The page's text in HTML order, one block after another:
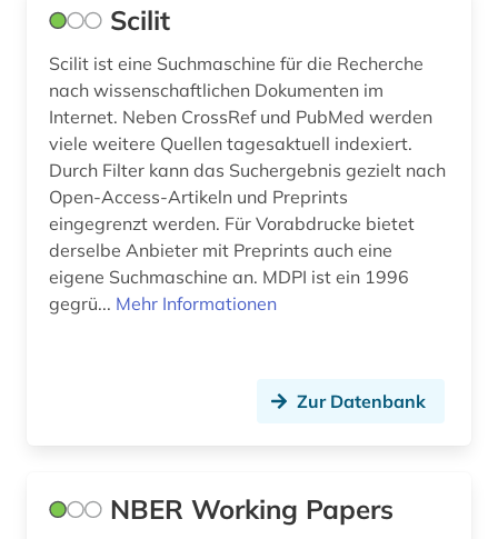
kernphysik (1)
konferenzschrift (1)
künste (2)
künstliche intelligenz (1)
literatur (1)
mathematik (1)
medien (1)
neuzeit (1)
Scilit
Scilit ist eine Suchmaschine für die Recherche
nach wissenschaftlichen Dokumenten im
Internet. Neben CrossRef und PubMed werden
viele weitere Quellen tagesaktuell indexiert.
Durch Filter kann das Suchergebnis gezielt nach
Open-Access-Artikeln und Preprints
eingegrenzt werden. Für Vorabdrucke bietet
derselbe Anbieter mit Preprints auch eine
eigene Suchmaschine an. MDPI ist ein 1996
gegrü... Mehr Informationen
Zur Datenbank
NBER Working Papers